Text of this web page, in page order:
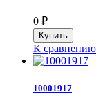
0 ₽
К сравнению
10001917